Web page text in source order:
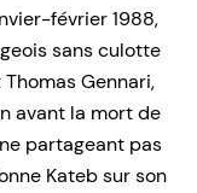
février 1988,
sans culotte
Gennari,
avant la mort de
partageant pas
Kateb sur son